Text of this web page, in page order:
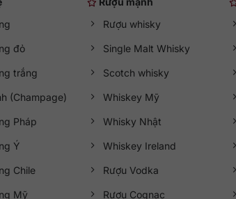
đỏ
trắng
(Champage)
Pháp
Ý
Chile
Mỹ
Rượu whisky
Single Malt Whisky
Scotch whisky
Whiskey Mỹ
Whisky Nhật
Whiskey Ireland
Rượu Vodka
Rượu Cognac